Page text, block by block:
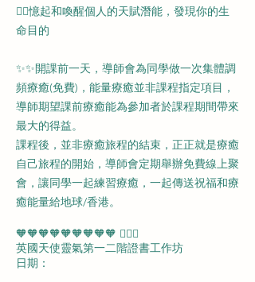
👉🏻憶起和喚醒個人的天賦潛能，發現你的生
命目的
✨️✨️開課前一天，導師會為同學做一次集體調
頻療癒(免費)，能量療癒並非課程指定項目，
導師期望課前療癒能為參加者於課程期間帶來
最大的得益。
課程後，並非療癒旅程的結束，正正就是療癒
自己旅程的開始，導師會定期舉辦免費線上聚
會，讓同學一起練習療癒，一起傳送祝福和療
癒能量給地球/香港。
🧡🧡🧡🧡🧡🧡🧡🧡🧡 🧚🏻‍♀️
英國天使靈氣第一二階證書工作坊
日期：